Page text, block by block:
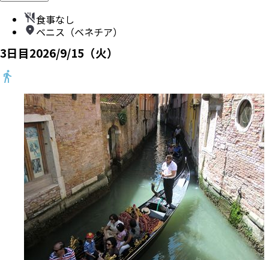
食事なし
ベニス（ベネチア）
3日目2026/9/15（火）